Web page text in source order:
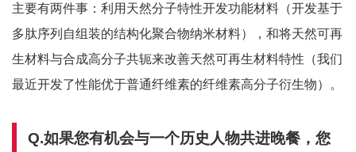
主要有两件事：利用天然分子特性开发功能材料（开发基于
多肽序列自组装的结构化聚合物纳米材料），和将天然可再
生材料与合成高分子共轭来改善天然可再生材料特性（我们
最近开发了性能优于普通纤维素的纤维素高分子衍生物）。
Q.如果您有机会与一个历史人物共进晚餐，您